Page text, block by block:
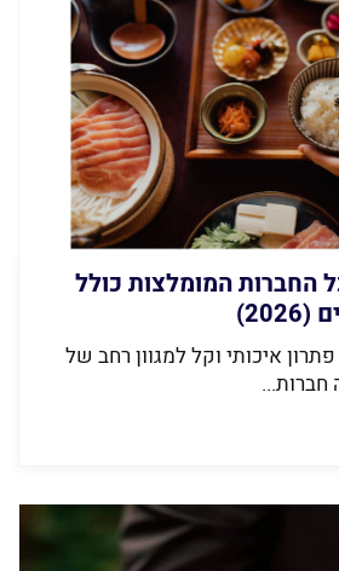
החברות המומלצות כולל
איכותי וקל למגוון רחב של
חברות...